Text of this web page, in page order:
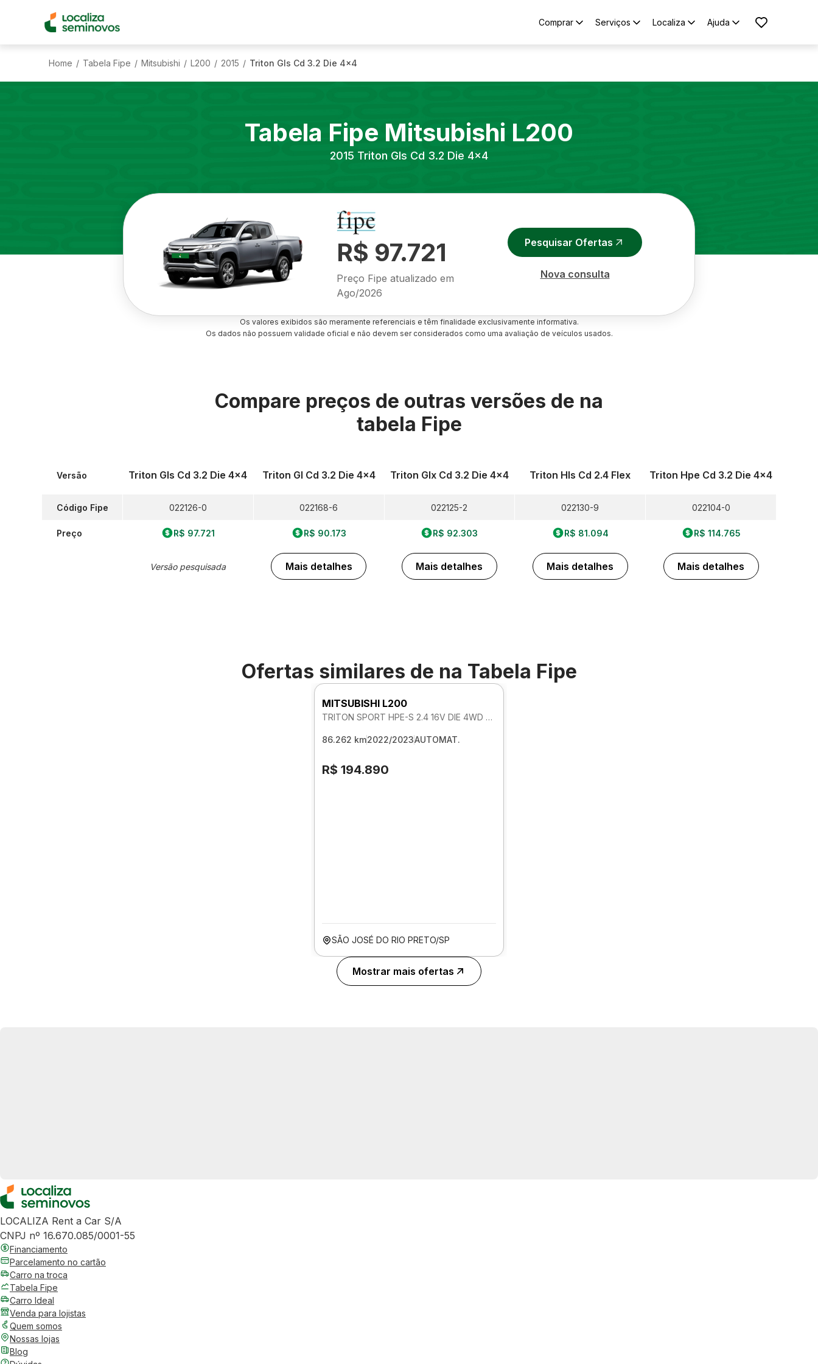
Comprar Serviços Localiza Ajuda
Home / Tabela Fipe / Mitsubishi / L200 / 2015 / Triton Gls Cd 3.2 Die 4x4
Tabela Fipe Mitsubishi L200
2015 Triton Gls Cd 3.2 Die 4x4
R$ 97.721
Preço Fipe atualizado em
Ago/2026
Pesquisar Ofertas
Nova consulta
Os valores exibidos são meramente referenciais e têm finalidade exclusivamente informativa.
Os dados não possuem validade oficial e não devem ser considerados como uma avaliação de veículos usados.
Compare preços de outras versões de na
tabela Fipe
Versão
Código Fipe
Preço
Triton Gls Cd 3.2 Die 4x4
022126-0
R$ 97.721
Versão pesquisada
Triton Gl Cd 3.2 Die 4x4
022168-6
R$ 90.173
Mais detalhes
Triton Glx Cd 3.2 Die 4x4
022125-2
R$ 92.303
Mais detalhes
Triton Hls Cd 2.4 Flex
022130-9
R$ 81.094
Mais detalhes
Triton Hpe Cd 3.2 Die 4x4
022104-0
R$ 114.765
Mais detalhes
Ofertas similares de na Tabela Fipe
MITSUBISHI L200
TRITON SPORT HPE-S 2.4 16V DIE 4WD AUTOMATICO
86.262 km2022/2023AUTOMAT.
R$ 194.890
SÃO JOSÉ DO RIO PRETO/SP
Mostrar mais ofertas
LOCALIZA Rent a Car S/A
CNPJ nº 16.670.085/0001-55
Financiamento
Parcelamento no cartão
Carro na troca
Tabela Fipe
Carro Ideal
Venda para lojistas
Quem somos
Nossas lojas
Blog